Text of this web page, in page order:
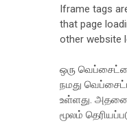
Iframe tags
that page
other website
ஒரு
நமது
உள்ளது. அதனை
மூலம்